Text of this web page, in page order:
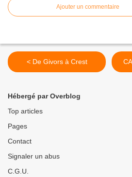
Ajouter un commentaire
< De Givors à Crest
Hébergé par Overblog
Top articles
Pages
Contact
Signaler un abus
C.G.U.